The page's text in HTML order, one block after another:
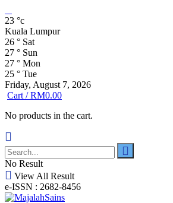
23 °c
Kuala Lumpur
26 ° Sat
27 ° Sun
27 ° Mon
25 ° Tue
Friday, August 7, 2026
Cart /RM0.00
No products in the cart.
No Result
View All Result
e-ISSN : 2682-8456